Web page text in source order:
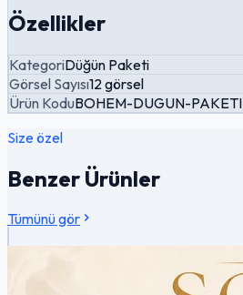
Özellikler
KategoriDüğün Paketi
Görsel Sayısı12 görsel
Ürün KoduBOHEM-DUGUN-PAKETI
Size özel
Benzer Ürünler
Tümünü gör